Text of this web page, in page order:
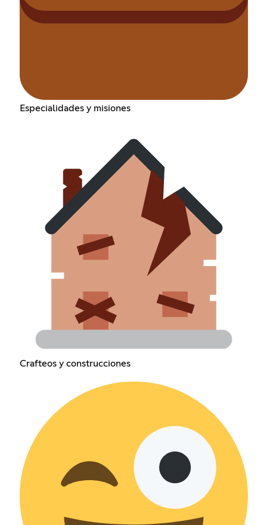
Especialidades y misiones
Crafteos y construcciones